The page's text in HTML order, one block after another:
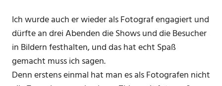
Ich wurde auch er wieder als Fotograf engagiert und
dürfte an drei Abenden die Shows und die Besucher
in Bildern festhalten, und das hat echt Spaß
gemacht muss ich sagen.
Denn erstens einmal hat man es als Fotografen nicht